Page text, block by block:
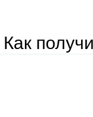
Как